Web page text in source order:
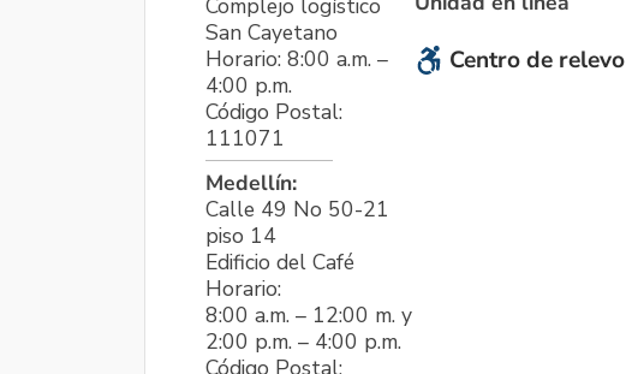
Complejo logístico
San Cayetano
Horario: 8:00 a.m. –
4:00 p.m.
Código Postal:
111071
Medellín:
Calle 49 No 50-21
piso 14
Edificio del Café
Horario:
8:00 a.m. – 12:00 m. y
2:00 p.m. – 4:00 p.m.
Centro de relevo